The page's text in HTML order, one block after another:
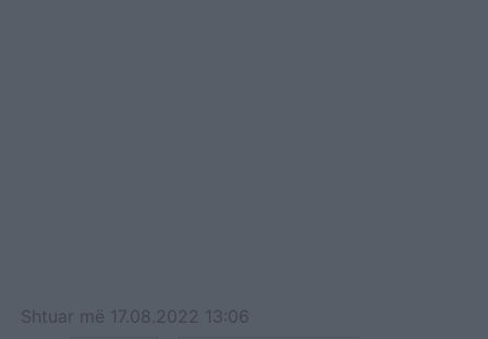
Shtuar më 17.08.2022 13:06